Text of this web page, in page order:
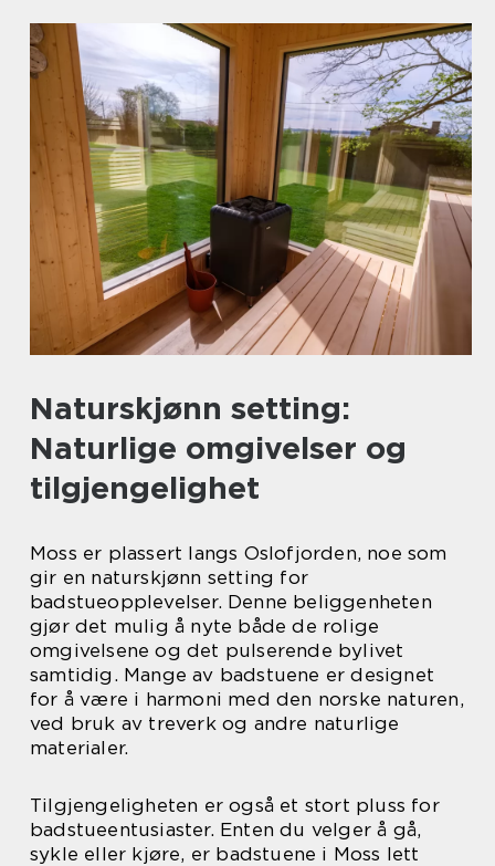
Naturskjønn setting:
Naturlige omgivelser og
tilgjengelighet
Moss er plassert langs Oslofjorden, noe som
gir en naturskjønn setting for
badstueopplevelser. Denne beliggenheten
gjør det mulig å nyte både de rolige
omgivelsene og det pulserende bylivet
samtidig. Mange av badstuene er designet
for å være i harmoni med den norske naturen,
ved bruk av treverk og andre naturlige
materialer.
Tilgjengeligheten er også et stort pluss for
badstueentusiaster. Enten du velger å gå,
sykle eller kjøre, er badstuene i Moss lett